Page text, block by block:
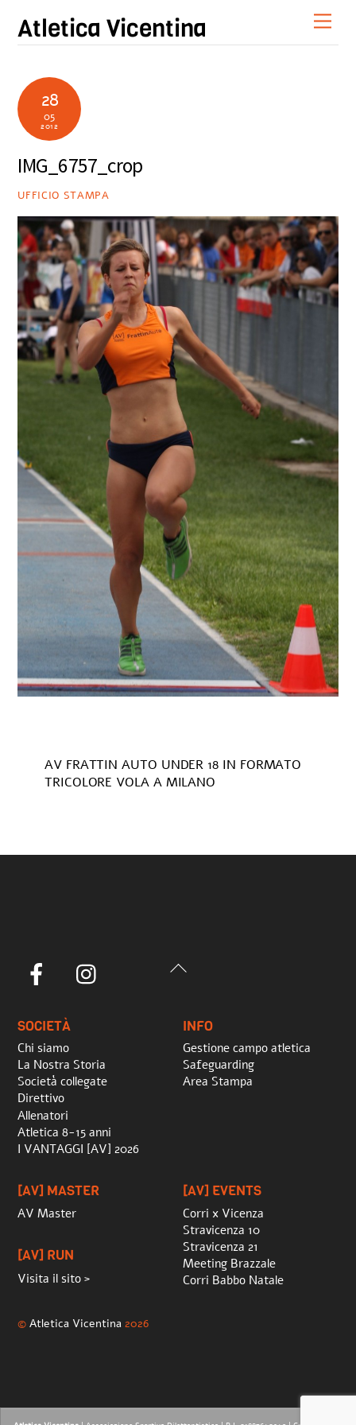
content
Atletica Vicentina
28
05
2012
IMG_6757_crop
UFFICIO STAMPA
AV FRATTIN AUTO UNDER 18 IN FORMATO
TRICOLORE VOLA A MILANO
Back
Facebook
SOCIETÀ
Chi siamo
La Nostra Storia
Società collegate
Direttivo
Allenatori
Atletica 8-15 anni
I VANTAGGI [AV] 2026
INFO
Gestione campo atletica
Safeguarding
Area Stampa
[AV] MASTER
AV Master
[AV] RUN
Visita il sito >
[AV] EVENTS
Corri x Vicenza
Stravicenza 10
Stravicenza 21
Meeting Brazzale
Corri Babbo Natale
©Atletica Vicentina 2026